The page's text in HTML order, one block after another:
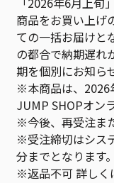
商品をお買い上げ
ての一括お届けと
の都合で納期遅れ
期を個別にお知ら
※本商品は、2026
JUMP SHOPオン
※今後、再受注ま
※受注締切はシス
分までとなります。
※返品不可 詳しく